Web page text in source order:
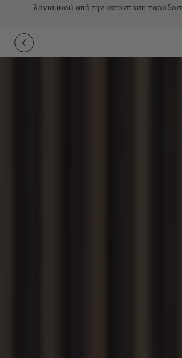
λογισμικού από την κατάσταση